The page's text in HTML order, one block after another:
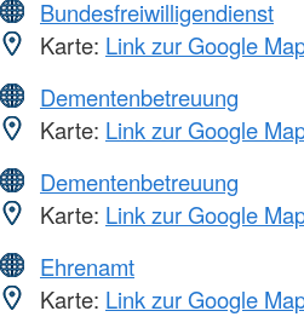
Bundesfreiwilligendienst
Karte: Link zur Google
Dementenbetreuung
Karte: Link zur Google
Dementenbetreuung
Karte: Link zur Google
Ehrenamt
Karte: Link zur Google